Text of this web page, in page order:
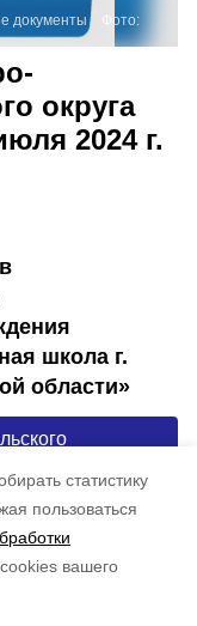
статистику
пользоваться
вашего
документы Фото:
округа
2024 г.
школа г.
области»